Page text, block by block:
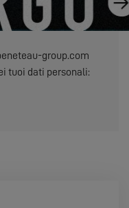
potete annullare
il link contenuto
group.com
tuoi dati personali: